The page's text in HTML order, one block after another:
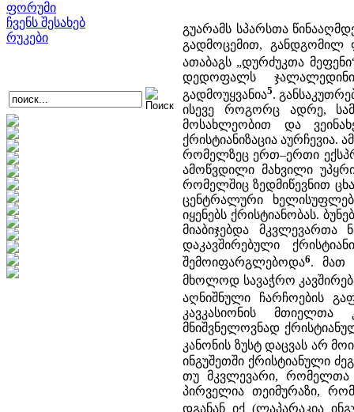
ფორუმი
ჩვენს შესახებ
რუკები
გუარამს სპარსთა
გადმოცემით, განდგომილ
ათაბაგს „დურძუკთა
დედოფალს
გადმოუყვანია5.
ისევე როგორც ადრე,
მოსახლეობით და
ქრისტიანიზაცია
რომელზეც ერთ–ერთი
ამოწვდილი მახვილი
რომელშიც ზედმიწევნით
ცენტრალური
იყენებს ქრისტიანობას.
მიაბიჯებდა მკვლევართა
დაკავშირებული
შემოიფარგლებოდა6. მათ
მხოლოდ სავაჭრო
აღნიშნული ჩარჩოების
კავკასიონის მთიელთა
მნიშვნელოვნად
კანონის ზუსტ დაცვას არ
ინგუშეთში ქრისტიანული
თუ მკვლევარი, რომელთა
პირველია თეიმურაზი,
დგანან იქ (ლაპარაკია